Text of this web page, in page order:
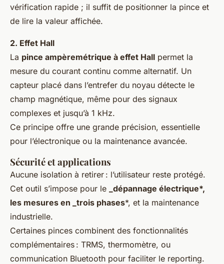
vérification rapide ; il suffit de positionner la pince et
de lire la valeur affichée.
2. Effet Hall
La pince ampèremétrique à effet Hall permet la
mesure du courant continu comme alternatif. Un
capteur placé dans l’entrefer du noyau détecte le
champ magnétique, même pour des signaux
complexes et jusqu’à 1 kHz.
Ce principe offre une grande précision, essentielle
pour l’électronique ou la maintenance avancée.
Sécurité et applications
Aucune isolation à retirer : l’utilisateur reste protégé.
Cet outil s’impose pour le
_dépannage électrique*,
les mesures en _trois phases*, et la maintenance
industrielle.
Certaines pinces combinent des fonctionnalités
complémentaires : TRMS, thermomètre, ou
communication Bluetooth pour faciliter le reporting.